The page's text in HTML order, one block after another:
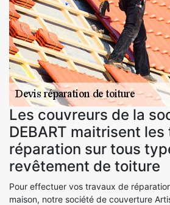
Les couvreurs de la
DEBART maitrisent
réparation sur tous
revêtement de toiture
Pour effectuer vos travaux de
maison, notre société de couverture